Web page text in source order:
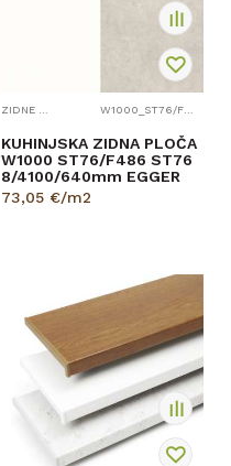
KUHINJSKA ZIDNA PLOČA
W1000 ST76/F486 ST76
8/4100/640mm EGGER
73,05 €/m2